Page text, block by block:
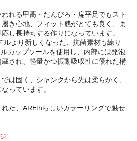
れる甲高・だんびろ・扁平足でもスト
き心地、フィット感がとても良く、ま
し長持ちする作りになっています。
ルより新しくなった、抗菌素材も練り
カップソールを使用し、内部には発泡
され、軽量かつ振動吸収性に優れた構
は固く、シャンクから先は柔らかく、
っています。
た、AREthらしいカラーリングで魅せ
-